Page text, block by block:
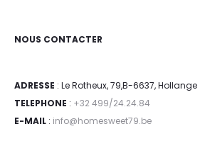
NOUS CONTACTER
ADRESSE : Le Rotheux, 79,B-6637, Hollange
TELEPHONE : +32 499/24.24.84
E-MAIL : info@homesweet79.be